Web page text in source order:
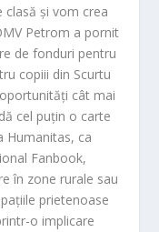
și vom crea
Petrom a pornit
de fonduri pentru
copiii din Scurtu
cât mai
cel puțin o carte
Humanitas, ca
Fanbook,
în zone rurale sau
prietenoase
o implicare